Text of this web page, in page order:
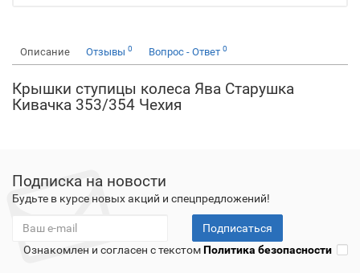
Описание Отзывы 0 Вопрос - Ответ 0
Крышки ступицы колеса Ява Старушка
Кивачка 353/354 Чехия
Подписка на новости
Будьте в курсе новых акций и спецпредложений!
Подписаться
Ознакомлен и согласен с текстомПолитика безопасности